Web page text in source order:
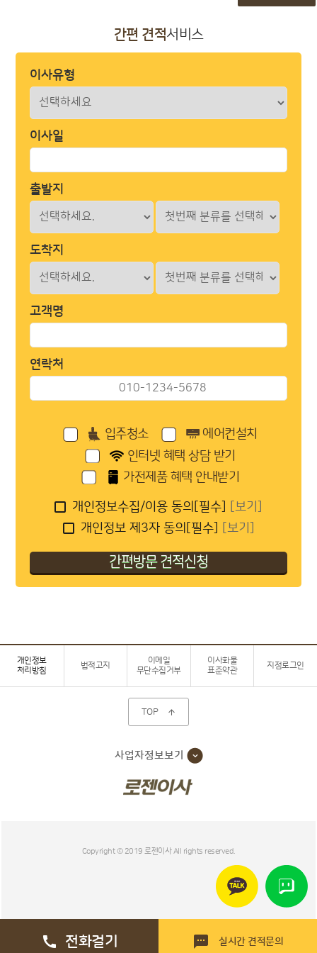
간편 견적서비스
이사유형
이사일
출발지
도착지
고객명
연락처
입주청소
에어컨설치
인터넷 혜택 상담 받기
가전제품 혜택 안내받기
개인정보수집/이용 동의[필수]
[보기]
개인정보 제3자 동의[필수]
[보기]
 전화걸기  실시간 견적문의
개인정보
처리방침
법적고지
이메일
무단수집거부
이사화물
표준약관
지점로그인
TOP 
사업자정보보기
Copyright © 2019 로젠이사 All rights reserved.